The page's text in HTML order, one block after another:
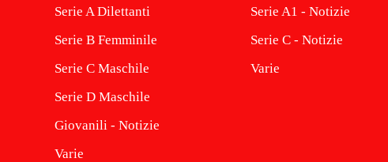
Serie A Dilettanti
Serie B Femminile
Serie C Maschile
Serie D Maschile
Giovanili - Notizie
Varie
Serie A1 - Notizie
Serie C - Notizie
Varie